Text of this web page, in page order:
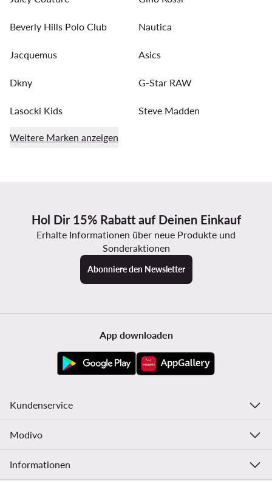
Beverly Hills Polo Club Nautica
Jacquemus Asics
Dkny G-Star RAW
Lasocki Kids Steve Madden
Weitere Marken anzeigen
Hol Dir 15% Rabatt auf Deinen Einkauf
Erhalte Informationen über neue Produkte und
Sonderaktionen
Abonniere den Newsletter
App downloaden
Kundenservice
Modivo
Informationen